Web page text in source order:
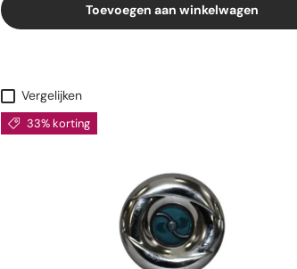
Toevoegen aan winkelwagen
Vergelijken
33% korting